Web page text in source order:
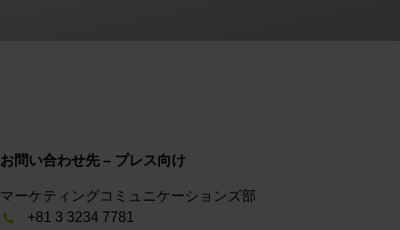
お問い合わせ先 – プレス向け
マーケティングコミュニケーションズ部
+81 3 3234 7781